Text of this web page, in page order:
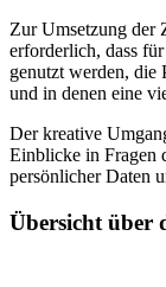
Zur Umsetzung der
erforderlich, dass
genutzt werden, die
und in denen eine
Der kreative
Einblicke in Fragen
persönlicher Daten
Übersicht über